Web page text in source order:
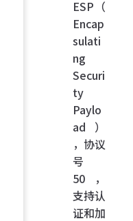
ESP（
Encap
sulati
ng
Securi
ty
Paylo
ad）
，协议
号
50，
支持认
证和加